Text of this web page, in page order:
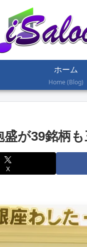
ホーム
Home (Blog)
が39銘柄も
X